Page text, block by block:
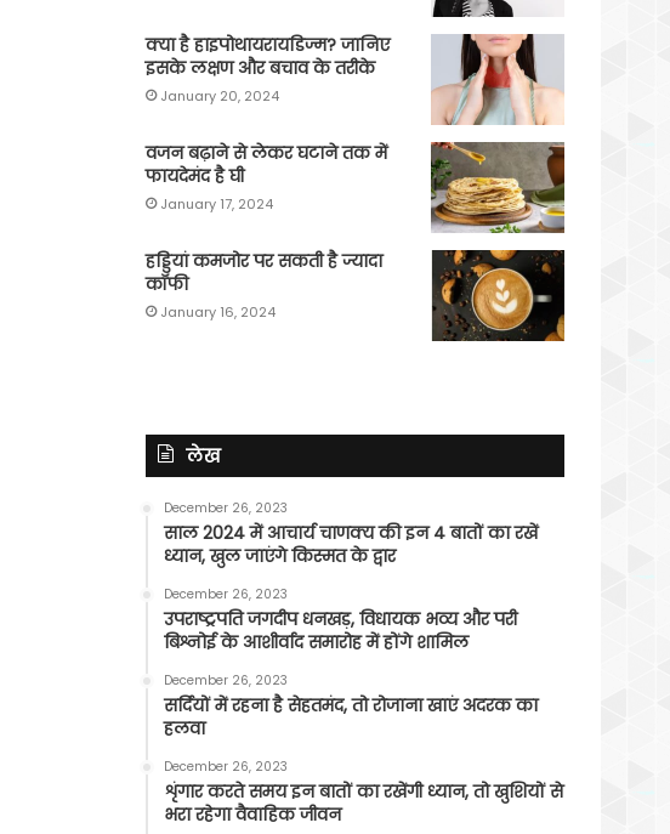
क्या है हाइपोथायरायडिज्म? जानिए
इसके लक्षण और बचाव के तरीके
January 20, 2024
वजन बढ़ाने से लेकर घटाने तक में
फायदेमंद है घी
January 17, 2024
हड्डियां कमजोर पर सकती है ज्यादा
कॉफी
January 16, 2024
लेख
December 26, 2023
साल 2024 में आचार्य चाणक्य की इन 4 बातों का रखें
ध्यान, खुल जाएंगे किस्मत के द्वार
December 26, 2023
उपराष्ट्रपति जगदीप धनखड़, विधायक भव्य और परी
बिश्नोई के आशीर्वाद समारोह में होंगे शामिल
December 26, 2023
सर्दियों में रहना है सेहतमंद, तो रोजाना खाएं अदरक का
हलवा
December 26, 2023
शृंगार करते समय इन बातों का रखेंगी ध्यान, तो खुशियों से
भरा रहेगा वैवाहिक जीवन